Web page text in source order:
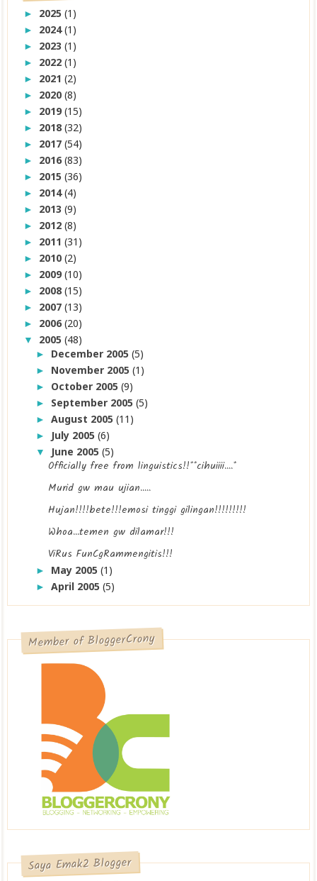
► 2025(1)
► 2024(1)
► 2023(1)
► 2022(1)
► 2021(2)
► 2020(8)
► 2019(15)
► 2018(32)
► 2017(54)
► 2016(83)
► 2015(36)
► 2014(4)
► 2013(9)
► 2012(8)
► 2011(31)
► 2010(2)
► 2009(10)
► 2008(15)
► 2007(13)
► 2006(20)
▼ 2005(48)
► December 2005(5)
► November 2005(1)
► October 2005(9)
► September 2005(5)
►August 2005(11)
► July 2005(6)
▼ June 2005(5)
Officially free from linguistics!!**cihuiiii....*
Murid gw mau ujian.....
Hujan!!!!bete!!!emosi tinggi gilingan!!!!!!!!!
Whoa...temen gw dilamar!!!
ViRus FunCgRammengitis!!!
► May 2005(1)
►April 2005(5)
Member of BloggerCrony
Saya Emak2 Blogger